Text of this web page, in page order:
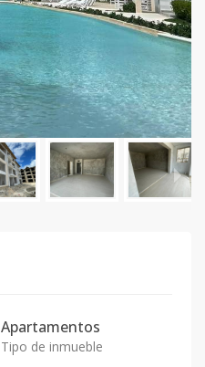
Apartamentos
Tipo de inmueble